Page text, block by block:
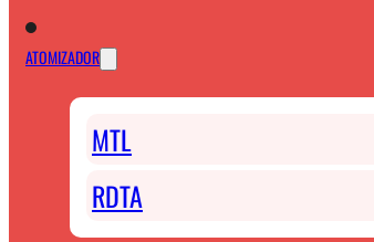
ATOMIZADOR
MTL
RDTA